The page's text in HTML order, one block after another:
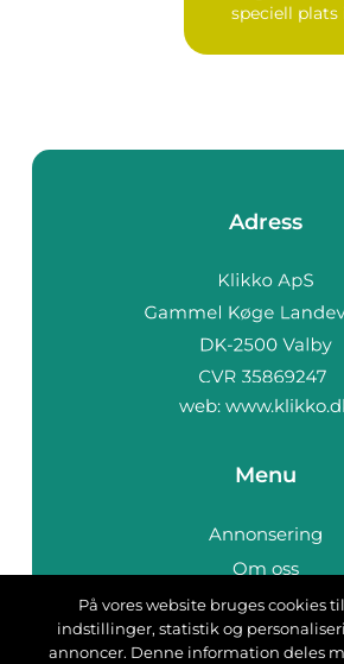
speciell plats
Adress
web:
Menu
Annonsering
Om oss
Cookies
Kontakta oss
På vores website bruges cookies
indstillinger, statistik og
annoncer. Denne information deles